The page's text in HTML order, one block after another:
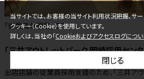
「従業員休憩室」 CG
「三井アウトレットパーク 岡崎採用セン
出店店舗の従業員採用支援のため、「三井ア
当サイトでは、お客様の当サイト利用状況把握、サ
クッキー（Cookie）を使用しています。
詳しくは、当社の「Cookieおよびアクセスログにつ
閉じる